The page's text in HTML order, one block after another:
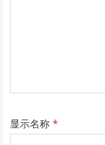
显示名称*